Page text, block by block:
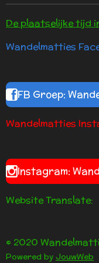
De plaatselijke tijd
Wandelmatties
FB Groep:
Wandelmatties
Instagram:
Website Translate:
© 2020
Powered by JouwWeb